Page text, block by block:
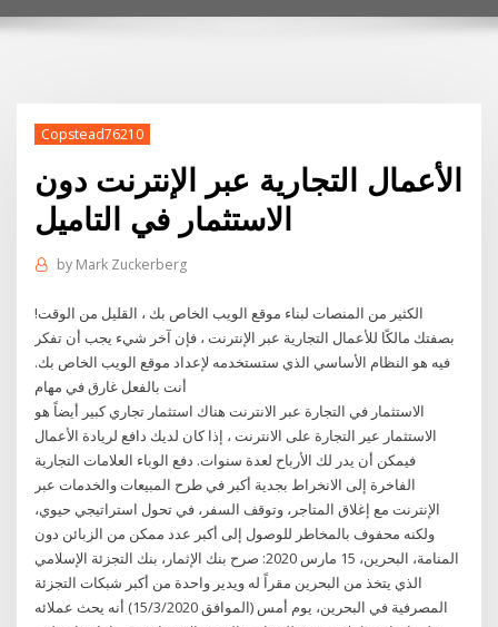
Copstead76210
الأعمال التجارية عبر الإنترنت دون
الاستثمار في التاميل
by Mark Zuckerberg
الكثير من المنصات لبناء موقع الويب الخاص بك ، القليل من الوقت!
بصفتك مالكًا للأعمال التجارية عبر الإنترنت ، فإن آخر شيء يجب أن تفكر
فيه هو النظام الأساسي الذي ستستخدمه لإعداد موقع الويب الخاص بك.
أنت بالفعل غارق في مهام
الاستثمار في التجارة عبر الانترنت هناك استثمار تجاري كبير أيضاً هو
الاستثمار عير التجارة على الانترنت ، إذا كان لديك دافع لريادة الأعمال
فيمكن أن يدر لك الأرباح لعدة سنوات. دفع الوباء العلامات التجارية
الفاخرة إلى الانخراط بجدية أكبر في طرح المبيعات والخدمات عبر
الإنترنت مع إغلاق المتاجر، وتوقف السفر، في تحول استراتيجي حيوي،
ولكنه محفوف بالمخاطر للوصول إلى أكبر عدد ممكن من الزبائن دون
المنامة، البحرين، 15 مارس 2020: صرح بنك الإثمار، بنك التجزئة الإسلامي
الذي يتخذ من البحرين مقراً له ويدير واحدة من أكبر شبكات التجزئة
المصرفية في البحرين، يوم أمس (الموافق 15/3/2020) أنه يحث عملائه